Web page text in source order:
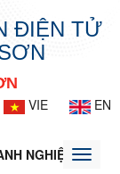
ĐIỆN TỬ
VIE
EN
NGHIỆP TIN
Toggle